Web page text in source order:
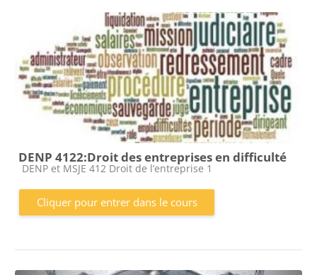
DENP 4122:Droit des entreprises en difficulté
Catégorie de cours
DENP et MSJE 412 Droit de l’entreprise 1
Cliquer pour entrer dans le cours